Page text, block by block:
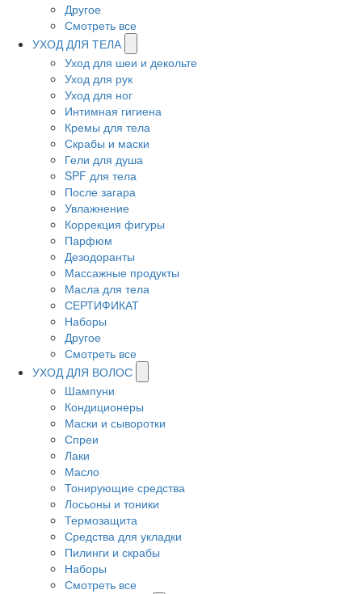
Другое
Смотреть все
УХОД ДЛЯ ТЕЛА
Уход для шеи и декольте
Уход для рук
Уход для ног
Интимная гигиена
Кремы для тела
Скрабы и маски
Гели для душа
SPF для тела
После загара
Увлажнение
Коррекция фигуры
Парфюм
Дезодоранты
Массажные продукты
Масла для тела
СЕРТИФИКАТ
Наборы
Другое
Смотреть все
УХОД ДЛЯ ВОЛОС
Шампуни
Кондиционеры
Маски и сыворотки
Спреи
Лаки
Масло
Тонирующие средства
Лосьоны и тоники
Термозащита
Средства для укладки
Пилинги и скрабы
Наборы
Смотреть все